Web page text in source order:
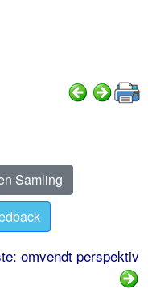
Samling
omvendt perspektiv